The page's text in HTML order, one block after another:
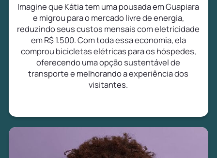
Imagine que Kátia tem uma pousada em Guapiara
e migrou para o mercado livre de energia,
reduzindo seus custos mensais com eletricidade
em R$ 1.500. Com toda essa economia, ela
comprou bicicletas elétricas para os hóspedes,
oferecendo uma opção sustentável de
transporte e melhorando a experiência dos
visitantes.